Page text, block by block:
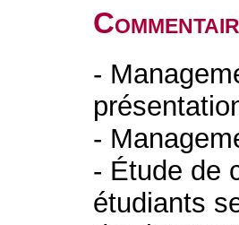
-
-
- Étude de
étudiants